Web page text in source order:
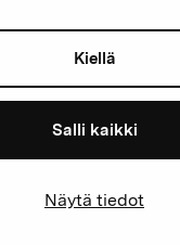
Kiellä
Salli kaikki
Näytä tiedot
och